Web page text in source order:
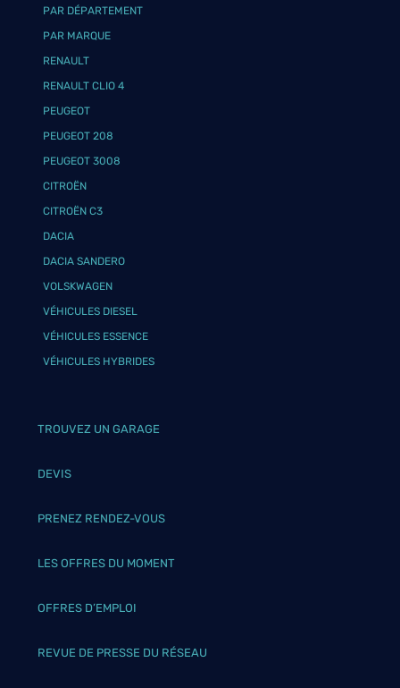
PAR DÉPARTEMENT
PAR MARQUE
RENAULT
RENAULT CLIO 4
PEUGEOT
PEUGEOT 208
PEUGEOT 3008
CITROËN
CITROËN C3
DACIA
DACIA SANDERO
VOLSKWAGEN
VÉHICULES DIESEL
VÉHICULES ESSENCE
VÉHICULES HYBRIDES
TROUVEZ UN GARAGE
DEVIS
PRENEZ RENDEZ-VOUS
LES OFFRES DU MOMENT
OFFRES D’EMPLOI
REVUE DE PRESSE DU RÉSEAU